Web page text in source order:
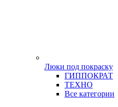
Люки под покраску
ГИППОКРАТ
ТЕХНО
Все категории